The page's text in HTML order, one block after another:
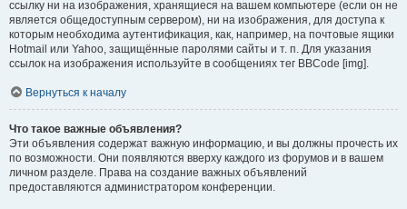
ссылку ни на изображения, хранящиеся на вашем компьютере (если он не
является общедоступным сервером), ни на изображения, для доступа к
которым необходима аутентификация, как, например, на почтовые ящики
Hotmail или Yahoo, защищённые паролями сайты и т. п. Для указания
ссылок на изображения используйте в сообщениях тег BBCode [img].
Вернуться к началу
Что такое важные объявления?
Эти объявления содержат важную информацию, и вы должны прочесть их
по возможности. Они появляются вверху каждого из форумов и в вашем
личном разделе. Права на создание важных объявлений
предоставляются администратором конференции.